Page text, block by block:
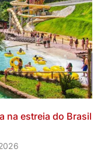
na estreia do Brasil